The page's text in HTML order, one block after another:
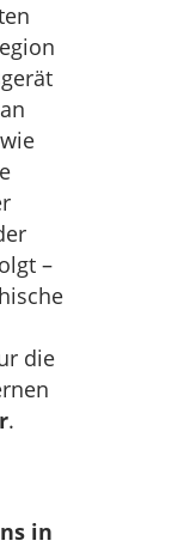
–
die
.
in